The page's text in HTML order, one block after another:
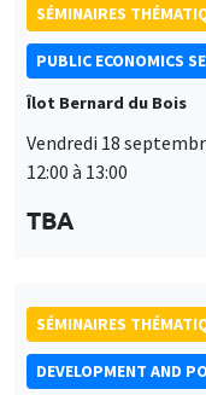
SÉMINAIRES
PUBLIC ECONOMICS
Îlot Bernard du Bois
Vendredi 18
12:00 à 13:00
TBA
SÉMINAIRES
DEVELOPMENT AND